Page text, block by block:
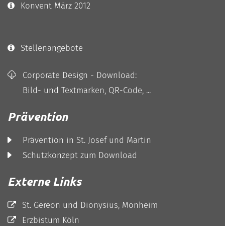
Konvent März 2012
Stellenangebote
Corporate Design - Download:
Bild- und Textmarken, QR-Code, ...
Prävention
Prävention in St. Josef und Martin
Schutzkonzept zum Download
Externe Links
St. Gereon und Dionysius, Monheim
Erzbistum Köln